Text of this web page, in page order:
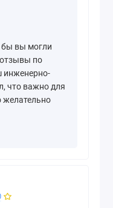
вы могли
по
инженерно-
что важно для
желательно